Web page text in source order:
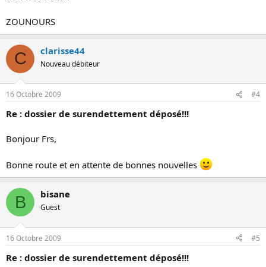
ZOUNOURS
C clarisse44
Nouveau débiteur
16 Octobre 2009 #4
Re : dossier de surendettement déposé!!!
Bonjour Frs,
Bonne route et en attente de bonnes nouvelles
B bisane
Guest
16 Octobre 2009 #5
Re : dossier de surendettement déposé!!!